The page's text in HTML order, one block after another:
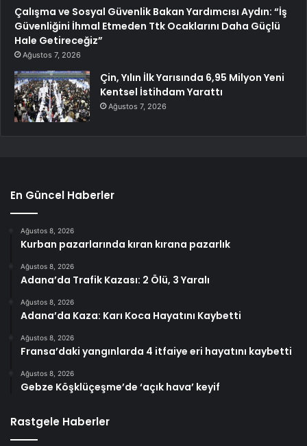
Çalışma ve Sosyal Güvenlik Bakan Yardımcısı Aydın: “İş
Güvenliğini İhmal Etmeden Ttk Ocaklarını Daha Güçlü
Hale Getireceğiz”
Ağustos 7, 2026
Çin, Yılın İlk Yarısında 6,95 Milyon Yeni
Kentsel İstihdam Yarattı
Ağustos 7, 2026
En Güncel Haberler
Ağustos 8, 2026
Kurban pazarlarında kıran kırana pazarlık
Ağustos 8, 2026
Adana’da Trafik Kazası: 2 Ölü, 3 Yaralı
Ağustos 8, 2026
Adana’da Kaza: Karı Koca Hayatını Kaybetti
Ağustos 8, 2026
Fransa’daki yangınlarda 4 itfaiye eri hayatını kaybetti
Ağustos 8, 2026
Gebze Köşklüçeşme’de ‘açık hava’ keyif
Rastgele Haberler